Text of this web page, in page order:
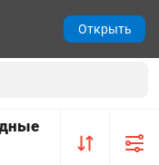
Открыть